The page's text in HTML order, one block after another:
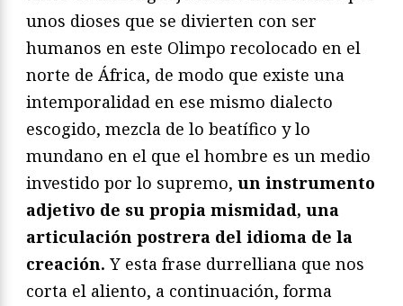
unos dioses que se divierten con ser
humanos en este Olimpo recolocado en el
norte de África, de modo que existe una
intemporalidad en ese mismo dialecto
escogido, mezcla de lo beatífico y lo
mundano en el que el hombre es un medio
investido por lo supremo, un instrumento
adjetivo de su propia mismidad, una
articulación postrera del idioma de la
creación. Y esta frase durrelliana que nos
corta el aliento, a continuación, forma